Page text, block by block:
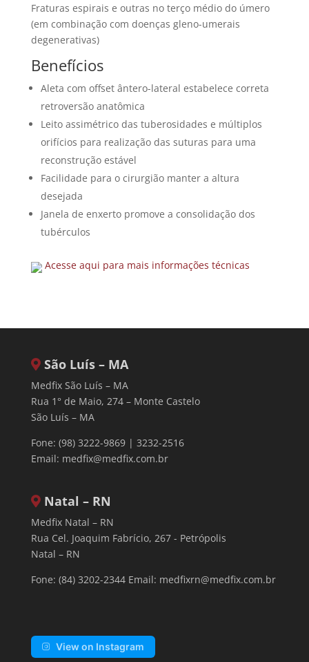
Fraturas espirais e outras no terço médio do úmero
(em combinação com doenças gleno-umerais
degenerativas)
Benefícios
Aleta com offset ântero-lateral estabelece correta
retroversão anatômica
Leito assimétrico das tuberosidades e múltiplos
orifícios para realização das suturas para uma
reconstrução estável
Facilidade para o cirurgião manter a altura
desejada
Janela de enxerto promove a consolidação dos
tubérculos
Acesse aqui para mais informações técnicas
São Luís – MA
Medfix São Luís – MA
Rua 1° de Maio, 274 – Monte Castelo
São Luís – MA
Fone: (98) 3222-9869 | 3232-2516
Email: medfix@medfix.com.br
Natal – RN
Medfix Natal – RN
Rua Cel. Joaquim Fabrício, 267 - Petrópolis
Natal – RN
Fone: (84) 3202-2344 Email: medfixrn@medfix.com.br
View on Instagram